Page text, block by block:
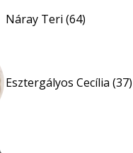
Náray Teri (64)
Esztergályos Cecília (37)